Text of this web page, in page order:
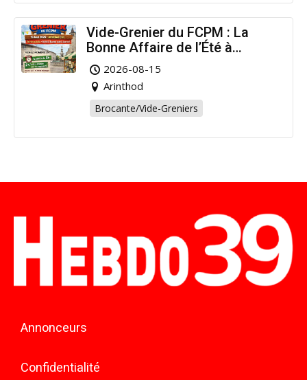
Vide-Grenier du FCPM : La
Bonne Affaire de l’Été à
Arinthod !
2026-08-15
Arinthod
Brocante/Vide-Greniers